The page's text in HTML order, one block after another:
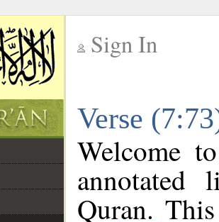
Sign In
Verse
Welcome
annotated
Quran.